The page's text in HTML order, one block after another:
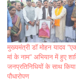
मुख्यमंत्री डॉ मोहन यादव
मां के नाम” अभियान में हुए
जनप्रतिनिधियों के साथ किया
पौधारोपण